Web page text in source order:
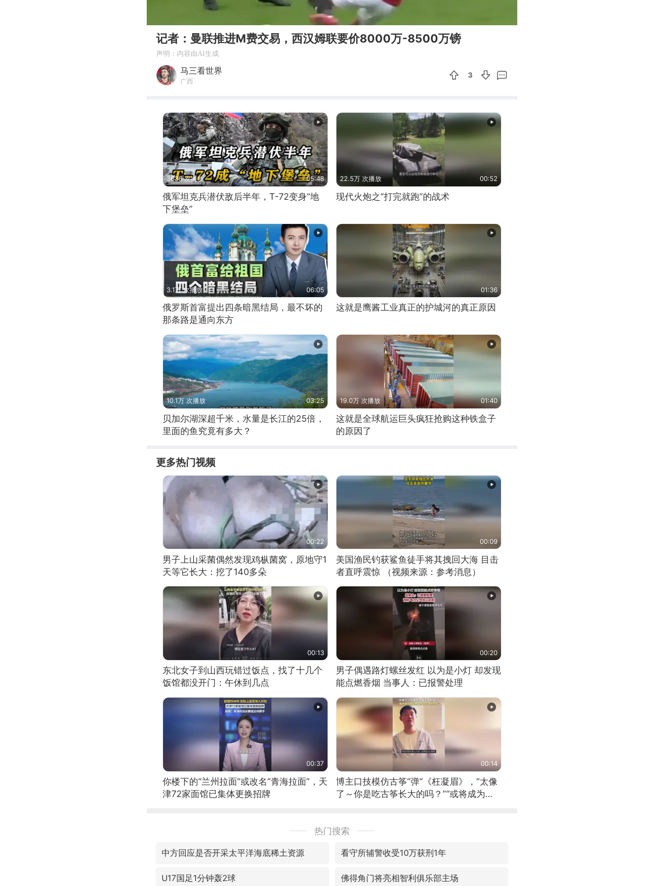
记者：曼联推进M费交易，西汉姆联要价8000万-8500万镑
声明：内容由AI生成
马三看世界
广西
3
3636 次播放 05:48
俄军坦克兵潜伏敌后半年，T-72变身“地
下堡垒”
22.5万 次播放 00:52
现代火炮之“打完就跑”的战术
3.1万 次播放 06:05
俄罗斯首富提出四条暗黑结局，最不坏的
那条路是通向东方
01:36
这就是鹰酱工业真正的护城河的真正原因
10.1万 次播放 03:25
贝加尔湖深超千米，水量是长江的25倍，
里面的鱼究竟有多大？
19.0万 次播放 01:40
这就是全球航运巨头疯狂抢购这种铁盒子
的原因了
更多热门视频
00:22
男子上山采菌偶然发现鸡枞菌窝，原地守1
天等它长大：挖了140多朵
00:09
美国渔民钓获鲨鱼徒手将其拽回大海 目击
者直呼震惊 （视频来源：参考消息）
00:13
东北女子到山西玩错过饭点，找了十几个
饭馆都没开门：午休到几点
00:20
男子偶遇路灯螺丝发红 以为是小灯 却发现
能点燃香烟 当事人：已报警处理
00:37
你楼下的“兰州拉面”或改名“青海拉面”，天
津72家面馆已集体更换招牌
00:14
博主口技模仿古筝“弹”《枉凝眉》，“太像
了～你是吃古筝长大的吗？”“或将成为首
热门搜索
中方回应是否开采太平洋海底稀土资源 看守所辅警收受10万获刑1年
U17国足1分钟轰2球 佛得角门将亮相智利俱乐部主场